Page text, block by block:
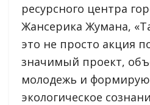
ресурсного центра
Жансерика Жумана,
это не просто акция
значимый проект,
молодежь и
экологическое